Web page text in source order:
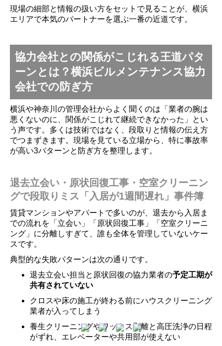
現場の細部と情報の扱い方をセットで見ることが、横浜
エリアで本気のパートナーを選ぶ一番の近道です。
協力会社との関係がこじれる王道パタ
ーンとは？横浜ビルメンテナンス協力
会社での防ぎ方
横浜や神奈川の管理会社からよく聞くのは「業者の腕は
悪くないのに、関係がこじれて継続できなかった」とい
う声です。多くは技術ではなく、段取りと情報の伝え方
でつまずきます。現場を見ている立場から、特に事故率
が高い3パターンと防ぎ方を整理します。
退去立会い・原状回復工事・空室クリーニン
グで段取りミス「入居が1週間遅れ」事件簿
賃貸マンションやアパートで多いのが、退去から入居ま
での流れを「立会い」「原状回復工事」「空室クリーニ
ング」に分離しすぎて、誰も全体を管理していないケー
スです。
典型的な失敗パターンは次の通りです。
退去立会い担当と原状回復の協力業者の予定工期が
共有されていない
クロスや床の施工が終わる前にハウスクリーニング
業者が入ってしまう
養生クリーニングやワックス剥離と高圧洗浄の日程
がずれ、エレベーターや共用部が使えない